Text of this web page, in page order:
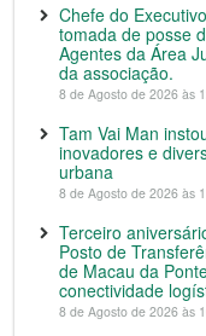
Chefe do
tomada de posse
Agentes da Área
da associação.
8 de Agosto de 2026 às
Tam Vai Man
inovadores e
urbana
8 de Agosto de 2026 às
Terceiro
Posto de
de Macau da
conectividade
8 de Agosto de 2026 às